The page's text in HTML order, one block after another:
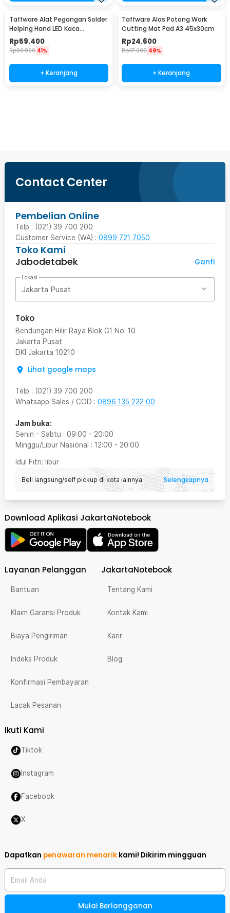
Taffware Alat Pegangan Solder
Helping Hand LED Kaca
Pembesar 3.5X - TE-801
Rp59.400
Rp99.900 41%
+ Keranjang
Taffware Alas Potong Work
Cutting Mat Pad A3 45x30cm
Rp24.600
Rp47.900 49%
+ Keranjang
Contact Center
Pembelian Online
Telp : (021) 39 700 200
Customer Service (WA) : 0899 721 7050
Toko Kami
Jabodetabek
Ganti
Lokasi
Jakarta Pusat
Toko
Bendungan Hilir Raya Blok G1 No. 10
Jakarta Pusat
DKI Jakarta 10210
Lihat google maps
Telp : (021) 39 700 200
Whatsapp Sales / COD : 0896 135 222 00
Jam buka:
Senin - Sabtu : 09:00 - 20:00
Minggu/Libur Nasional : 12:00 - 20:00
Idul Fitri: libur
Beli langsung/self pickup di kota lainnya Selengkapnya
Download Aplikasi JakartaNotebook
Layanan Pelanggan
Bantuan
Klaim Garansi Produk
Biaya Pengiriman
Indeks Produk
Konfirmasi Pembayaran
Lacak Pesanan
JakartaNotebook
Tentang Kami
Kontak Kami
Karir
Blog
Ikuti Kami
Tiktok
Instagram
Facebook
X
Dapatkan penawaran menarik kami! Dikirim mingguan
Email Anda
Mulai Berlangganan